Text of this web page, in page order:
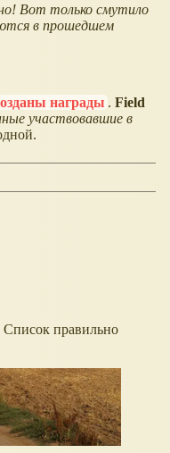
Вот только смутило
в прошедшем
награды . Field
участвовавшие в
Список правильно